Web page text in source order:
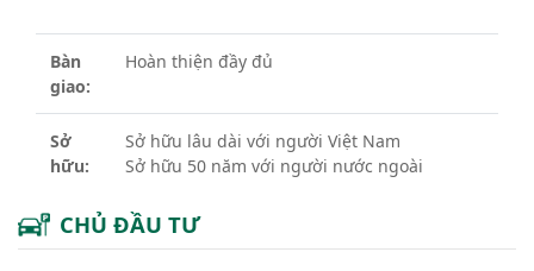
Bàn
giao:
Hoàn thiện đầy đủ
Sở
hữu:
Sở hữu lâu dài với người Việt Nam
Sở hữu 50 năm với người nước ngoài
CHỦ ĐẦU TƯ